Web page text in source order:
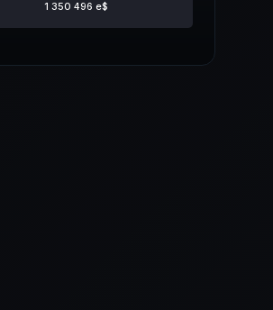
1 350 496 e$